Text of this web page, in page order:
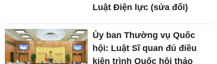
Luật Điện lực (sửa đổi)
Ủy ban Thường vụ Quốc
hội: Luật Sĩ quan đủ điều
kiện trình Quốc hội thảo